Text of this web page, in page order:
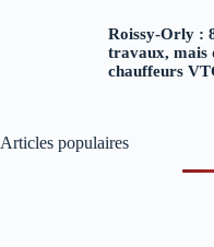
Roissy-Orly :
travaux, mais
chauffeurs
Articles populaires